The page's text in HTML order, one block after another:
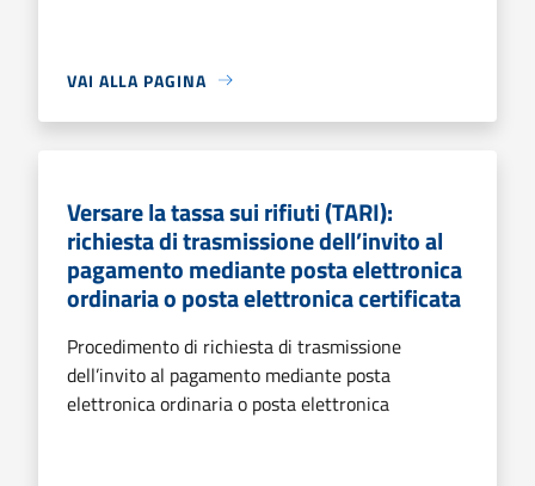
VAI ALLA PAGINA
Versare la tassa sui rifiuti (TARI):
richiesta di trasmissione dell’invito al
pagamento mediante posta elettronica
ordinaria o posta elettronica certificata
Procedimento di richiesta di trasmissione
dell’invito al pagamento mediante posta
elettronica ordinaria o posta elettronica